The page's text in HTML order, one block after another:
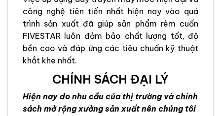
công nghệ tiên tiến nhất hiện nay vào quá
trình sản xuất đã giúp sản phẩm rèm cuốn
FIVESTAR luôn đảm bảo chất lượng tốt, độ
bền cao và đáp ứng các tiêu chuẩn kỹ thuật
khắt khe nhất.
CHÍNH SÁCH ĐẠI LÝ
Hiện nay do nhu cầu của thị trường và chính
sách mở rộng xưởng sản xuất nên chúng tôi